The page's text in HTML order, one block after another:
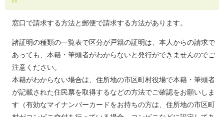
窓口で請求する方法と郵便で請求する方法があります。
諸証明の種類の一覧表で区分が​戸籍の証明は、本人からの請求で
あっても、本籍・筆頭者がわからないと発行ができませんのでご
注意ください。
本籍がわからない場合は、住所地の市区町村役場で本籍・筆頭者
が記載された住民票を取得するなどの方法でご確認をお願いしま
す（有効なマイナンバーカードをお持ちの方は、住所地の市区町